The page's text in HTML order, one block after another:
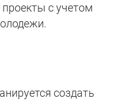
с учетом
создать